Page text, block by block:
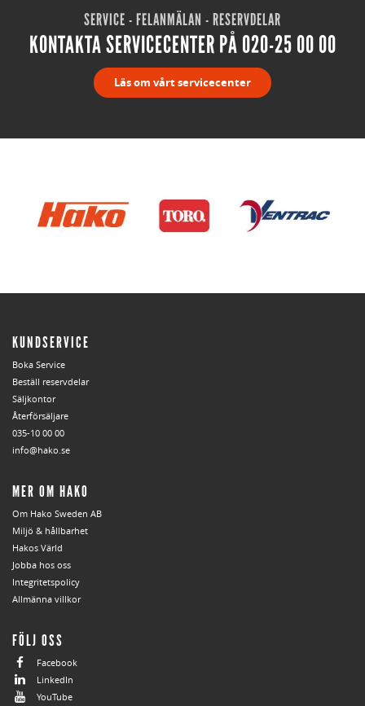
SERVICE - FELANMÄLAN - RESERVDELAR
KONTAKTA SERVICECENTER PÅ 020-25 00 00
Läs om vårt servicecenter
KUNDSERVICE
Boka Service
Beställ reservdelar
Säljkontor
Återförsäljare
035-10 00 00
info@hako.se
MER OM HAKO
Om Hako Sweden AB
Miljö & hållbarhet
Hakos Värld
Jobba hos oss
Integritetspolicy
Allmänna villkor
FÖLJ OSS
Facebook
LinkedIn
YouTube